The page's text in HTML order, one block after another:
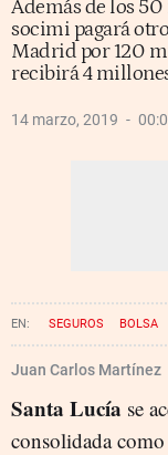
Además de los
socimi pagará
Madrid por 120
recibirá 4
14 marzo, 2019
SEGUROS BOLSA
Juan Carlos Martínez
Santa Lucía se
consolidada